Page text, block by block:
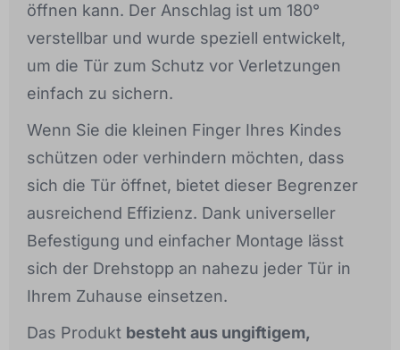
öffnen kann. Der Anschlag ist um 180°
verstellbar und wurde speziell entwickelt,
um die Tür zum Schutz vor Verletzungen
einfach zu sichern.
Wenn Sie die kleinen Finger Ihres Kindes
schützen oder verhindern möchten, dass
sich die Tür öffnet, bietet dieser Begrenzer
ausreichend Effizienz. Dank universeller
Befestigung und einfacher Montage lässt
sich der Drehstopp an nahezu jeder Tür in
Ihrem Zuhause einsetzen.
Das Produkt besteht aus ungiftigem,